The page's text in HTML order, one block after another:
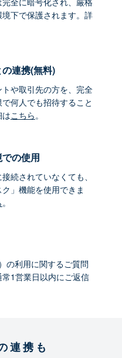
下で保護されます。詳
連携(無料)
や取引先の方を、完全
何人でも招待すること
こちら。
での使用
続されていなくても、
ク」機能を使用できま
。
の利用に関するご質問
1営業日以内にご返信
連携も